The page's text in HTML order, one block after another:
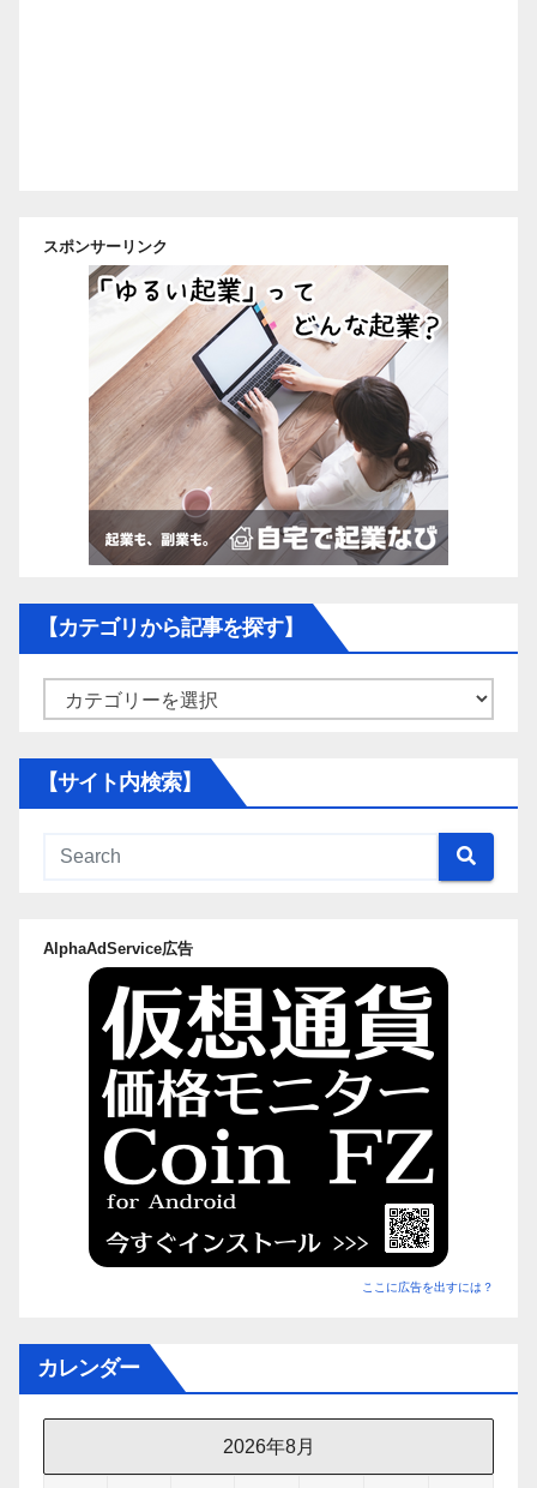
スポンサーリンク
【カテゴリから記事を探す】
【カ
ゴ
事
【サイト内検索】
AlphaAdService広告
ここに広告を出すには？
カレンダー
2026年8月